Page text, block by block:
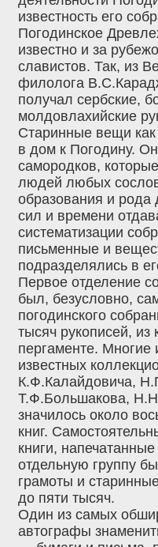
известность его
Погодинское
известно и за
славистов. Так, из
филолога
получал сербские,
молдовлахийские
Старинные вещи как
в дом к Погодину.
самородков,
людей любых
образования и рода
сил и времени
систематизации
письменные и
подразделялись в
Первое отделение
был, безусловно,
погодинского
тысяч рукописей, из
пергаменте. Многие
известных
К.Ф.Калайдовича,
Т.Ф.Большакова,
значилось около
книг.
книги,
отдельную группу
грамоты и
до пяти тысяч.
Один из самых
автографы